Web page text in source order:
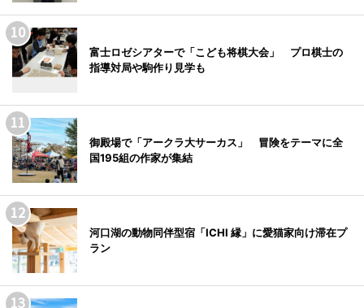
富士ロゼシアターで「こども将棋大会」 プロ棋士の
指導対局や駒作り見学も
御殿場で「アークラ大サーカス」 冒険をテーマに全
国195組の作家が集結
河口湖の動物同伴型宿「ICHI 縁」に愛猫家向け滞在プ
ラン